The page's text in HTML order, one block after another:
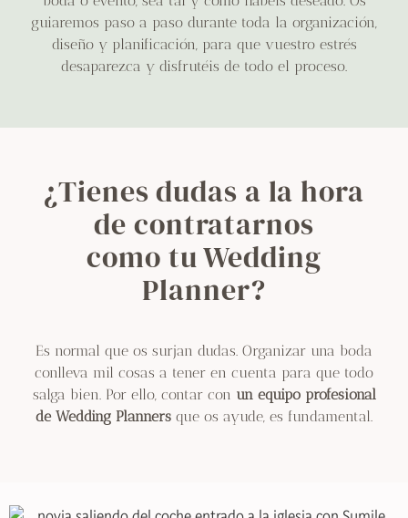
guiaremos paso a paso durante toda la organización,
diseño y planificación, para que vuestro estrés
desaparezca y disfrutéis de todo el proceso.
¿Tienes dudas a la hora
de contratarnos
como tu Wedding
Planner?
Es normal que os surjan dudas. Organizar una boda
conlleva mil cosas a tener en cuenta para que todo
salga bien. Por ello, contar con un equipo profesional
de Wedding Planners que os ayude, es fundamental.